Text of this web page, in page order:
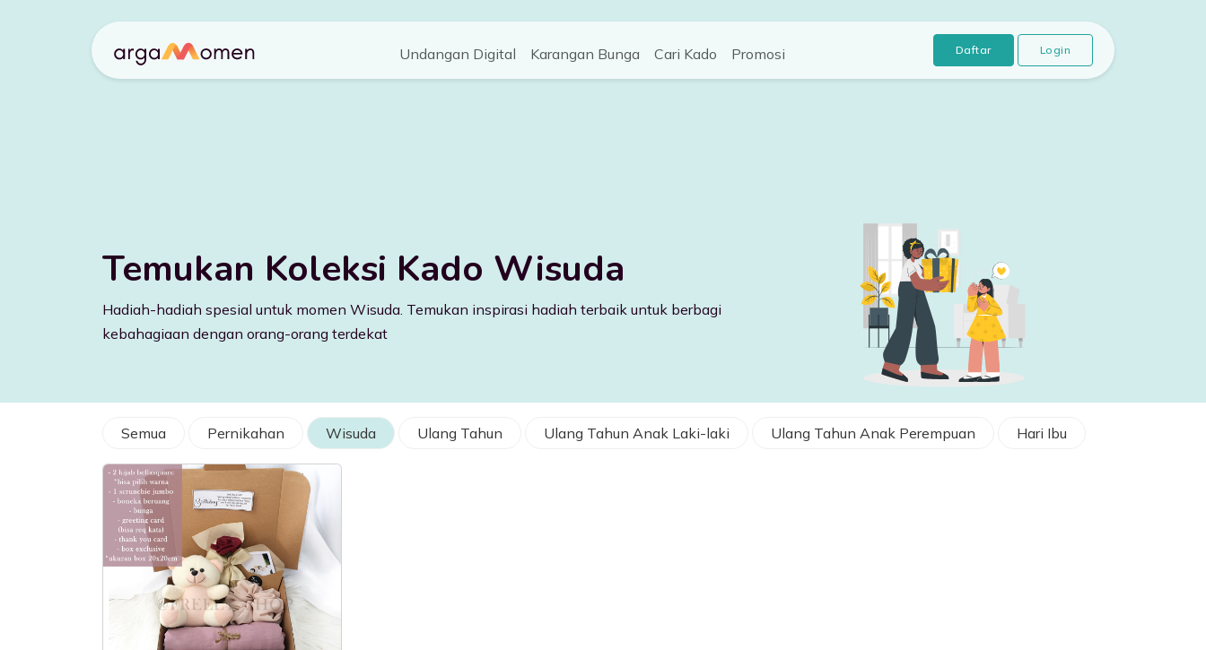
Undangan Digital Karangan Bunga Cari Kado Promosi Daftar Login
Temukan Koleksi Kado Wisuda
Hadiah-hadiah spesial untuk momen Wisuda. Temukan inspirasi hadiah terbaik untuk berbagi
kebahagiaan dengan orang-orang terdekat
Semua Pernikahan Wisuda Ulang Tahun Ulang Tahun Anak Laki-laki Ulang Tahun Anak Perempuan Hari Ibu